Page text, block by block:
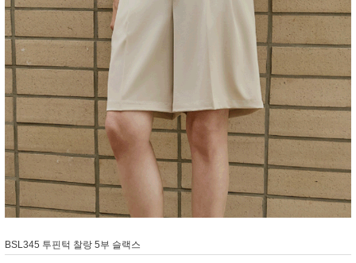
BSL345 투핀턱 찰랑 5부 슬랙스